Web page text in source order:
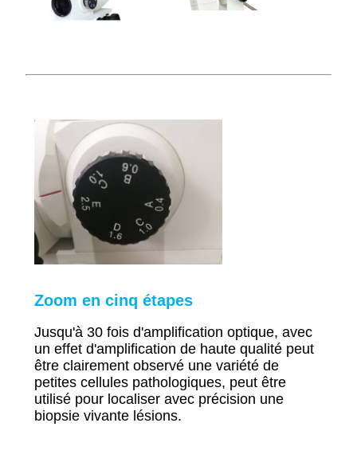
Zoom en cinq étapes
Jusqu'à 30 fois d'amplification optique, avec
un effet d'amplification de haute qualité peut
être clairement observé une variété de
petites cellules pathologiques, peut être
utilisé pour localiser avec précision une
biopsie vivante lésions.